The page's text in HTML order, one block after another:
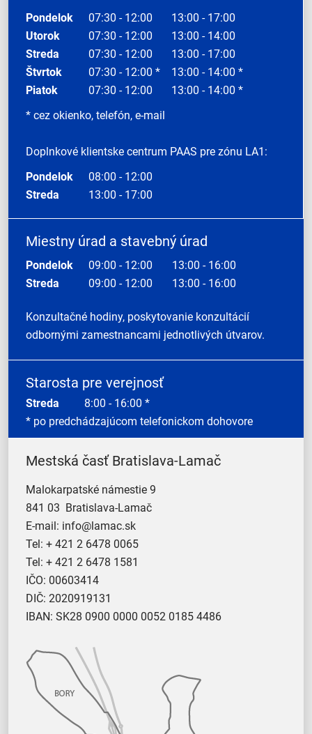
Pondelok
07:30 - 12:00
13:00 - 17:00
Utorok
07:30 - 12:00
13:00 - 14:00
Streda
07:30 - 12:00
13:00 - 17:00
Štvrtok
07:30 - 12:00 *
13:00 - 14:00 *
Piatok
07:30 - 12:00
13:00 - 14:00 *
* cez okienko, telefón, e-mail
Doplnkové klientske centrum PAAS pre zónu LA1:
Pondelok
08:00 - 12:00
Streda
13:00 - 17:00
Miestny úrad a stavebný úrad
Pondelok 09:00 - 12:00
13:00 - 16:00
Streda
09:00 - 12:00 13:00 - 16:00
Konzultačné hodiny, poskytovanie konzultácií
odbornými zamestnancami jednotlivých útvarov.
Starosta pre verejnosť
Streda 8:00 - 16:00 *
* po predchádzajúcom telefonickom dohovore
Mestská časť Bratislava-Lamač
Malokarpatské námestie 9
841 03 Bratislava-Lamač
E-mail: info@lamac.sk
Tel: + 421 2 6478 0065
Tel: + 421 2 6478 1581
IČO: 00603414
DIČ: 2020919131
IBAN: SK28 0900 0000 0052 0185 4486